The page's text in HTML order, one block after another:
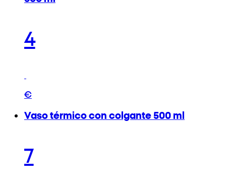
4
€
Vaso térmico con colgante 500 ml
7